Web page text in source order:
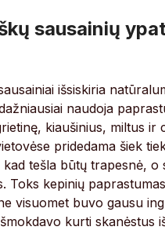
sausainių
išsiskiria
naudoja
kiaušinius, miltus ir
pridedama šiek
kad tešla būtų trapesnė, o
Toks kepinių
visuomet buvo gausu
kurti skanėstus